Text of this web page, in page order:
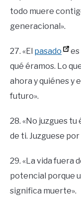
todo muere
generacional».
27. «El pasado
es
qué éramos. Lo
ahora y quiénes y
futuro».
28. «No juzgues tu
de ti. Juzguese
29. «La vida fuera
potencial porque
significa muerte».